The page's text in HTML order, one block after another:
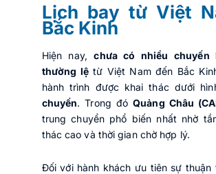
Lịch bay từ Việt
Bắc Kinh
Hiện nay,chưa có nhiều chuyến
thường lệtừ Việt Nam đến Bắc
hành trình được khai thác dưới
chuyến. Trong đóQuảng Châu
trung chuyển phổ biến nhất nhờ
thác cao và thời gian chờ hợp lý.
Đối với hành khách ưu tiên sự thuận